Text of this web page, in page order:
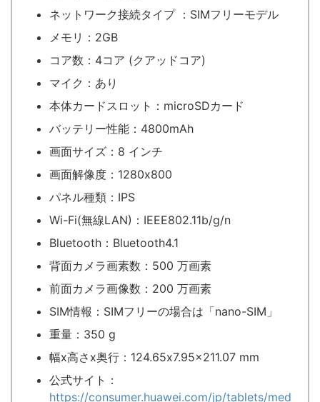
ネットワーク接続タイプ ：SIMフリーモデル
メモリ：2GB
コア数：4コア (クアッドコア)
マイク：あり
本体カードスロット：microSDカード
バッテリー性能：4800mAh
画面サイズ：8 インチ
画面解像度：1280x800
パネル種類：IPS
Wi-Fi(無線LAN)：IEEE802.11b/g/n
Bluetooth：Bluetooth4.1
背面カメラ画素数：500 万画素
前面カメラ画像数：200 万画素
SIM情報：SIMフリーの場合は「nano-SIM」
重量：350 g
幅x高さx奥行：124.65x7.95x211.07 mm
公式サイト：
https://consumer.huawei.com/jp/tablets/med